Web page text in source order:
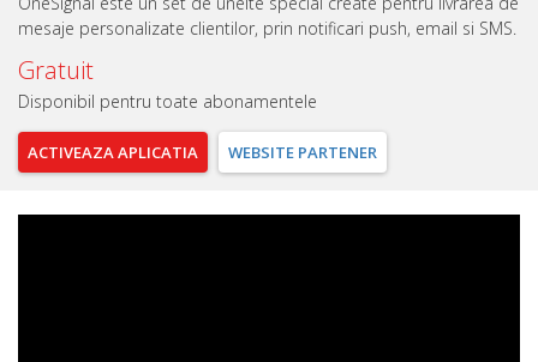
mesaje personalizate clientilor, prin notificari push, email si SMS.
Gratuit
Disponibil pentru toate abonamentele
ACTIVEAZAAPLICATIA WEBSITE PARTENER